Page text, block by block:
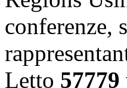
conferenze,
Letto 57779